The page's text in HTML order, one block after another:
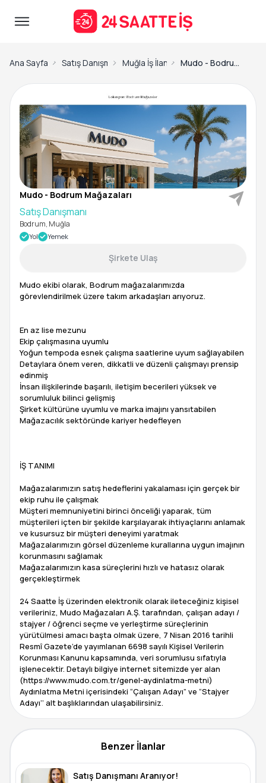
Ana Sayfa Satış Danışmanı İş İlanları
Muğla İş İlanları Mudo - Bodrum Mağazaları-Satış Danışmanı
Mudo - Bodrum Mağazaları
Satış Danışmanı
Bodrum, Muğla
Yol Yemek
Şirkete Ulaş
Mudo ekibi olarak, Bodrum mağazalarımızda
görevlendirilmek üzere takım arkadaşları arıyoruz.
En az lise mezunu
Ekip çalışmasına uyumlu
Yoğun tempoda esnek çalışma saatlerine uyum sağlayabilen
Detaylara önem veren, dikkatli ve düzenli çalışmayı prensip
edinmiş
İnsan ilişkilerinde başarılı, iletişim becerileri yüksek ve
sorumluluk bilinci gelişmiş
Şirket kültürüne uyumlu ve marka imajını yansıtabilen
Mağazacılık sektöründe kariyer hedefleyen
İŞ TANIMI
Mağazalarımızın satış hedeflerini yakalaması için gerçek bir
ekip ruhu ile çalışmak
Müşteri memnuniyetini birinci önceliği yaparak, tüm
müşterileri içten bir şekilde karşılayarak ihtiyaçlarını anlamak
ve kusursuz bir müşteri deneyimi yaratmak
Mağazalarımızın görsel düzenleme kurallarına uygun imajının
korunmasını sağlamak
Mağazalarımızın kasa süreçlerini hızlı ve hatasız olarak
gerçekleştirmek
24 Saatte İş üzerinden elektronik olarak ileteceğiniz kişisel
verileriniz, Mudo Mağazaları A.Ş. tarafından, çalışan adayı /
stajyer / öğrenci seçme ve yerleştirme süreçlerinin
yürütülmesi amacı başta olmak üzere, 7 Nisan 2016 tarihli
Resmî Gazete’de yayımlanan 6698 sayılı Kişisel Verilerin
Korunması Kanunu kapsamında, veri sorumlusu sıfatıyla
işlenecektir. Detaylı bilgiye internet sitemizde yer alan
(https://www.mudo.com.tr/genel-aydinlatma-metni)
Aydınlatma Metni içerisindeki “Çalışan Adayı” ve “Stajyer
Benzer İlanlar
Satış Danışmanı Aranıyor!